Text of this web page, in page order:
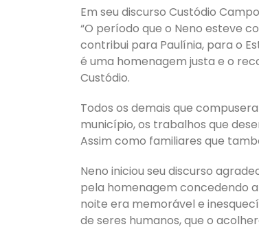
Em seu discurso Custódio
“O período que o Neno esteve
contribui para Paulínia, para o
é uma homenagem justa e o
Custódio.
Todos os demais que
município, os trabalhos que
Assim como familiares que
Neno iniciou seu discurso
pela homenagem concedendo
noite era memorável e
de seres humanos, que o